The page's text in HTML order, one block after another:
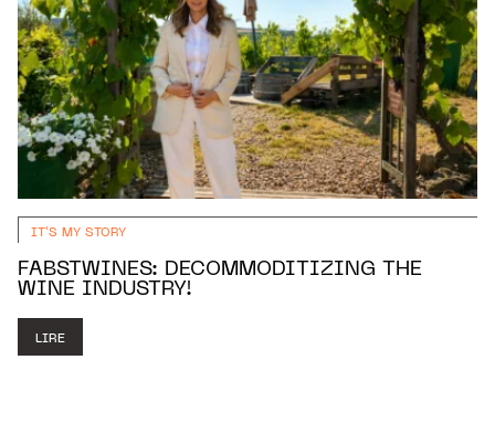
IT'S MY STORY
FABSTWINES: DECOMMODITIZING THE
WINE INDUSTRY!
LIRE